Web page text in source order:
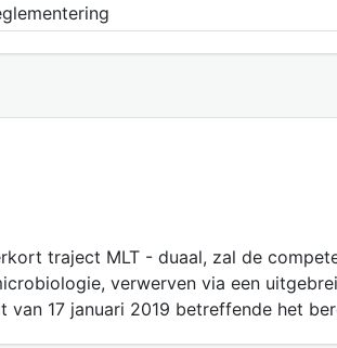
traject MLT - duaal, zal de
verwerven via een
17 januari 2019 betreffende het